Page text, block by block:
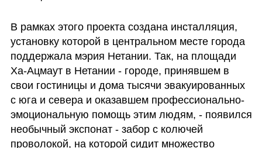
В рамках этого проекта создана инсталляция,
установку которой в центральном месте города
поддержала мэрия Нетании. Так, на площади
Ха-Ацмаут в Нетании - городе, принявшем в
свои гостиницы и дома тысячи эвакуированных
с юга и севера и оказавшем профессионально-
эмоциональную помощь этим людям, - появился
необычный экспонат - забор с колючей
проволокой, на которой сидит множество